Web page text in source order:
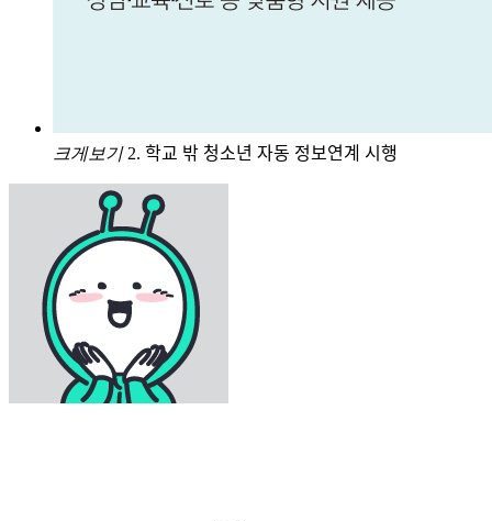
크게보기 2. 학교 밖 청소년 자동 정보연계 시행